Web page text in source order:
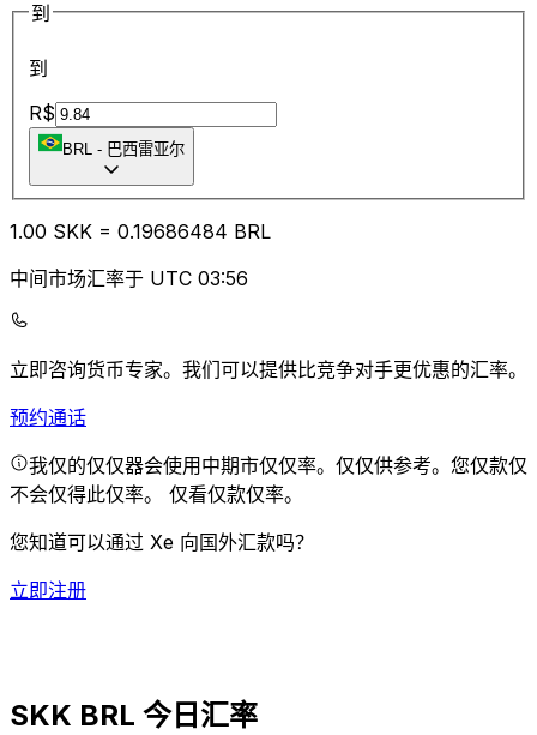
到
到
R$
BRL - 巴西雷亚尔
1.00 SKK = 0.19686484 BRL
中间市场汇率于 UTC 03:56
立即咨询货币专家。 我们可以提供比竞争对手更优惠的汇率。
预约通话
我仅的仅仅器会使用中期市仅仅率。仅仅供参考。您仅款仅
不会仅得此仅率。 仅看仅款仅率。
您知道可以通过 Xe 向国外汇款吗？
立即注册
SKK BRL 今日汇率